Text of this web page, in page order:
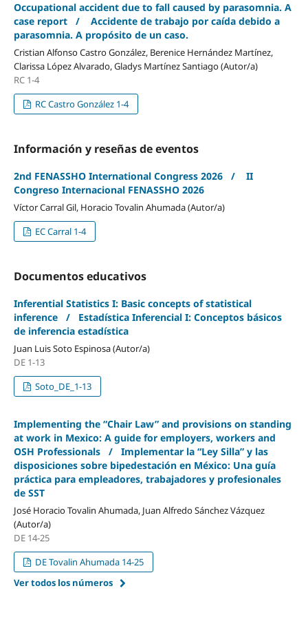
Occupational accident due to fall caused by parasomnia. A
case report / Accidente de trabajo por caída debido a
parasomnia. A propósito de un caso.
Cristian Alfonso Castro González, Berenice Hernández Martínez,
Clarissa López Alvarado, Gladys Martínez Santiago (Autor/a)
RC 1-4
RC Castro González 1-4
Información y reseñas de eventos
2nd FENASSHO International Congress 2026 / II
Congreso Internacional FENASSHO 2026
Víctor Carral Gil, Horacio Tovalin Ahumada (Autor/a)
EC Carral 1-4
Documentos educativos
Inferential Statistics I: Basic concepts of statistical
inference / Estadística Inferencial I: Conceptos básicos
de inferencia estadística
Juan Luis Soto Espinosa (Autor/a)
DE 1-13
Soto_DE_1-13
Implementing the “Chair Law” and provisions on standing
at work in Mexico: A guide for employers, workers and
OSH Professionals / Implementar la “Ley Silla” y las
disposiciones sobre bipedestación en México: Una guía
práctica para empleadores, trabajadores y profesionales
de SST
José Horacio Tovalin Ahumada, Juan Alfredo Sánchez Vázquez
(Autor/a)
DE 14-25
DE Tovalin Ahumada 14-25
Ver todos los números